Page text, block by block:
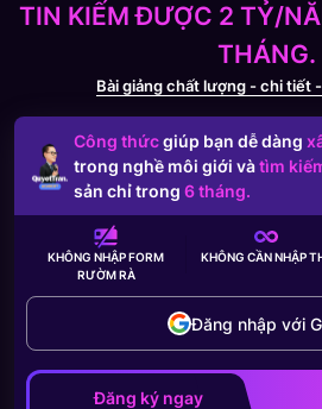
TIN KIẾM ĐƯỢC 2 TỶ/
THÁNG.
Bài giảng chất lượng - chi tiết
Công thứcgiúp bạn dễ dàng
trong nghề môi giới vàtìm
sản chỉ trong 6 tháng.
KHÔNG NHẬP FORM
RƯỜM RÀ
KHÔNG CẦNNHẬP
Đăng nhập với
Đăng ký ngay